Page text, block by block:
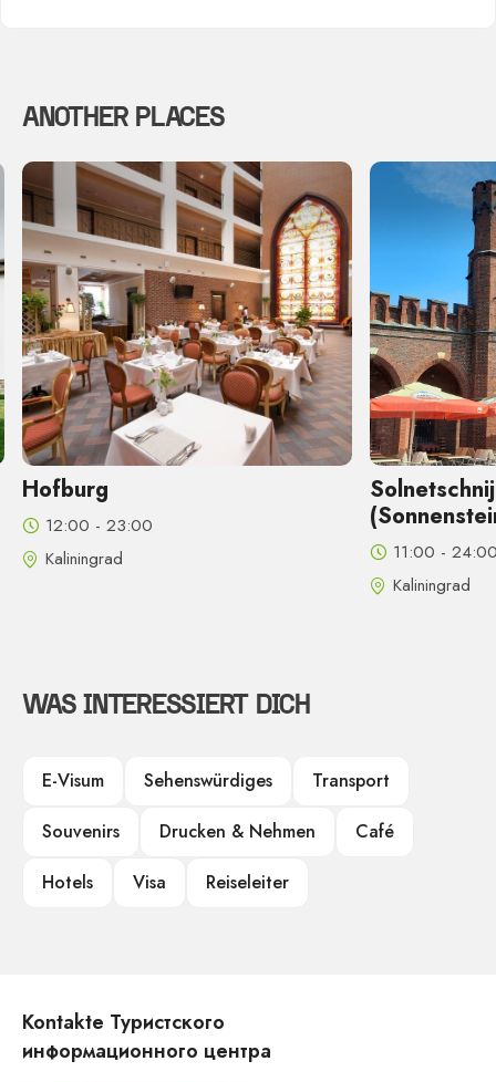
ANOTHER PLACES
Hofburg
12:00 - 23:00
Kaliningrad
11:00 -
Kaliningrad
WAS INTERESSIERT DICH
E-Visum Sehenswürdiges
Transport
Souvenirs
Drucken & Nehmen
Café
Hotels
Visa Reiseleiter
Kontakte Туристского
информационного центра